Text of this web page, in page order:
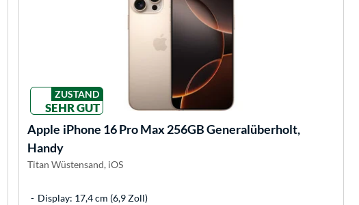
ZUSTAND
SEHR GUT
Apple iPhone 16 Pro Max 256GB Generalüberholt,
Handy
Titan Wüstensand, iOS
Display: 17,4 cm (6,9 Zoll)